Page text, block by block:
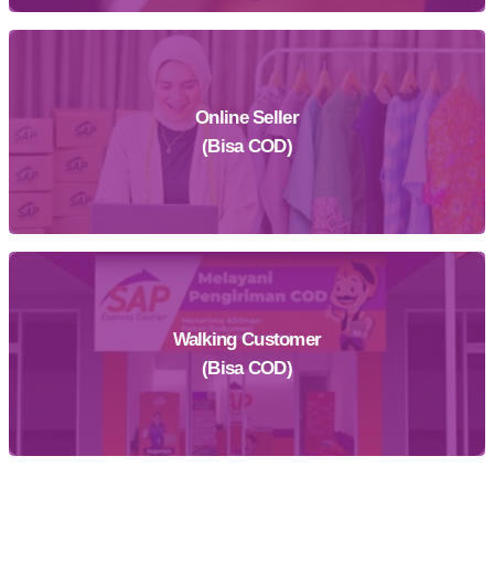
Daftar Sekarang
Online Seller
(Bisa COD)
Daftar Sekarang
Walking Customer
(Bisa COD)